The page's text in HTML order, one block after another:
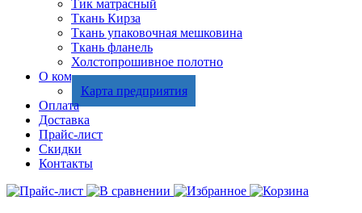
Тик матрасный
Ткань Кирза
Ткань упаковочная мешковина
Ткань фланель
Холстопрошивное полотно
О компании
Карта предприятия
Оплата
Доставка
Прайс-лист
Скидки
Контакты